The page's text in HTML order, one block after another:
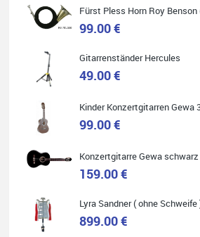
Ich habe eine Westerngitarre gekauft.
Die Qualität und das Preis-
Die Beratung und der Service war ebenfalls
ich empfehle es jedem der sich ein
Quelle: Google-Rezension
Carsten Spiegel
Ich war auf der Suche nach einem neuen
begeistert: ich bin super beraten worden,
telefonisch. Nachdem die Entscheidung
Fürst Pless Horn Roy Benson
99.00 €
Gitarrenständer Hercules
49.00 €
99.00 €
159.00 €
Lyra Sandner ( ohne Schweife
899.00 €